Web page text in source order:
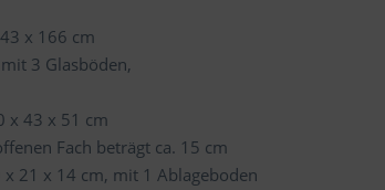
x 166 cm
3 Glasböden,
x 43 x 51 cm
Fach beträgt ca. 15 cm
21 x 14 cm, mit 1 Ablageboden